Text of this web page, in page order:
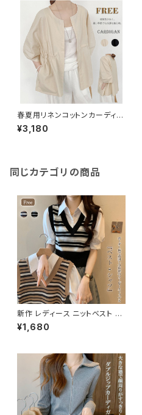
春夏用リネンコットンカーディガ
ンバルーンスリーブ・薄手アウタ
ー 紫外線対策
¥3,180
同じカテゴリの商品
新作 レディース ニットベスト シ
ャツ レイヤード 重ね着 ツーピ
ーストップス Ｖネック トレンド
¥1,680